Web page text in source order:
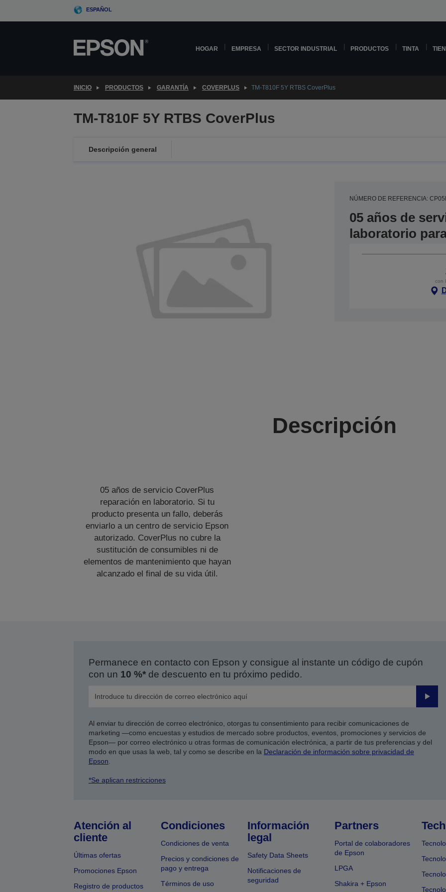
ESPAÑOL
HOGAR EMPRESA SECTOR INDUSTRIAL PRODUCTOS TINTA
INICIO PRODUCTOS GARANTÍA COVERPLUS TM-T810F 5Y RTBS CoverPlus
TM-T810F 5Y RTBS CoverPlus
Descripción general
NÚMERO DE REFERENCIA:
05 años de
laboratorio
con
Descripción
05 años de servicio CoverPlus
reparación en laboratorio. Si tu
producto presenta un fallo, deberás
enviarlo a un centro de servicio Epson
autorizado. CoverPlus no cubre la
sustitución de consumibles ni de
elementos de mantenimiento que hayan
alcanzado el final de su vida útil.
Permanece en contacto con Epson y consigue al instante un código de cupón
con un 10 %*de descuento en tu próximo pedido.
Enviar
Al enviar tu dirección de correo electrónico, otorgas tu consentimiento para recibir comunicaciones de
marketing —como encuestas y estudios de mercado sobre productos, eventos, promociones y servicios de
Epson— por correo electrónico u otras formas de comunicación electrónica, a partir de tus preferencias y del
modo en que usas la web, tal y como se describe en la Declaración de información sobre privacidad de
Epson
*Se aplican restricciones
Atención al
cliente
Últimas ofertas
Promociones Epson
Registro de productos
Condiciones
Condiciones de venta
Precios y condiciones de
pago y entrega
Términos de uso
Información
legal
Safety Data Sheets
Notificaciones de
seguridad
Partners
Portal de colaboradores
de Epson
LPGA
Shakira + Epson